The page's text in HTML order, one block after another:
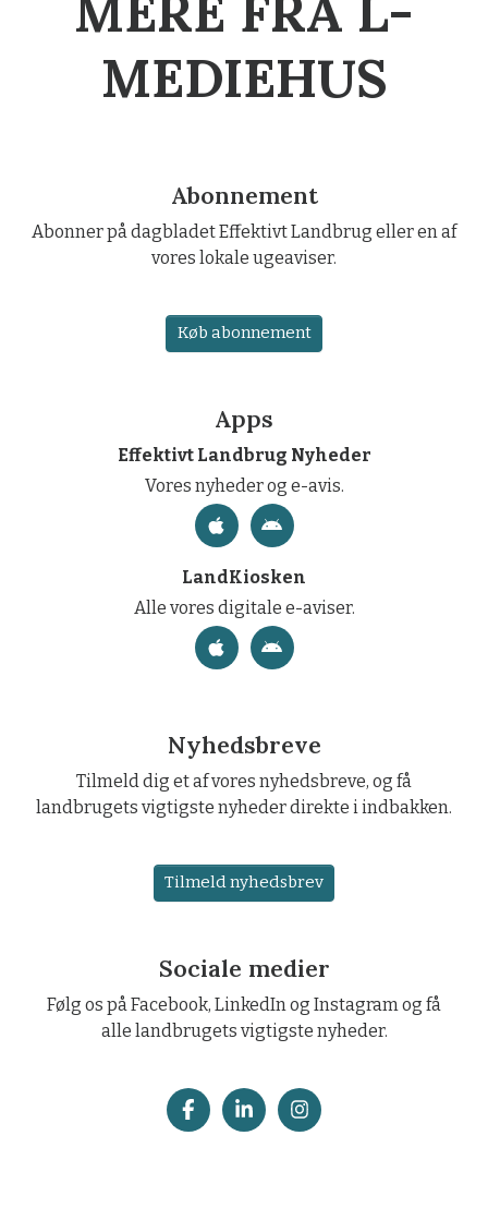
MEDIEHUS
Abonnement
Abonner på dagbladet Effektivt Landbrug eller en af
vores lokale ugeaviser.
Køb abonnement
Apps
Effektivt Landbrug Nyheder
Vores nyheder og e-avis.
LandKiosken
Alle vores digitale e-aviser.
Nyhedsbreve
Tilmeld dig et af vores nyhedsbreve, og få
landbrugets vigtigste nyheder direkte i indbakken.
Tilmeld nyhedsbrev
Sociale medier
Følg os på Facebook, LinkedIn og Instagram og få
alle landbrugets vigtigste nyheder.